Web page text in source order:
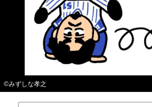
©みずしな孝之